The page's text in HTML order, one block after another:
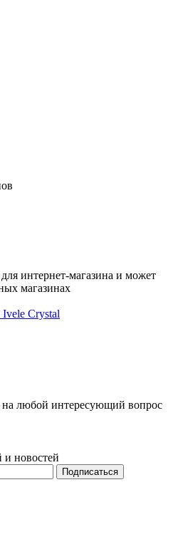
интернет-магазина и может
магазинах
Crystal
любой интересующий вопрос
и новостей
Подписаться